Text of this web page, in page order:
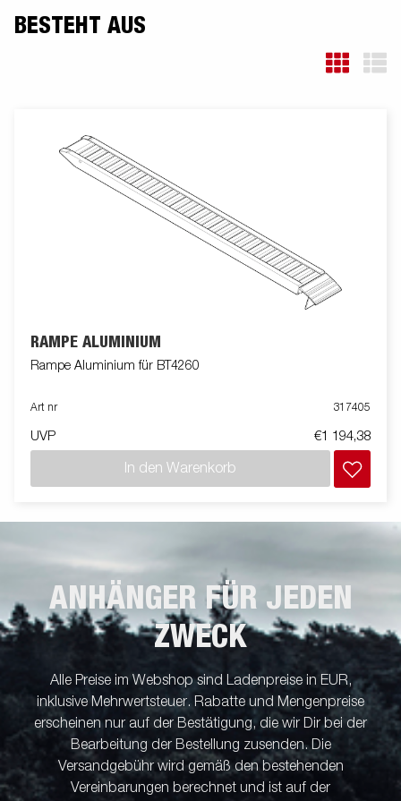
BESTEHT AUS
RAMPE ALUMINIUM
Rampe Aluminium für BT4260
Art nr 317405
UVP €1 194,38
In den Warenkorb
ANHÄNGER FÜR JEDEN
ZWECK
Alle Preise im Webshop sind Ladenpreise in EUR,
inklusive Mehrwertsteuer. Rabatte und Mengenpreise
erscheinen nur auf der Bestätigung, die wir Dir bei der
Bearbeitung der Bestellung zusenden. Die
Versandgebühr wird gemäß den bestehenden
Vereinbarungen berechnet und ist auf der